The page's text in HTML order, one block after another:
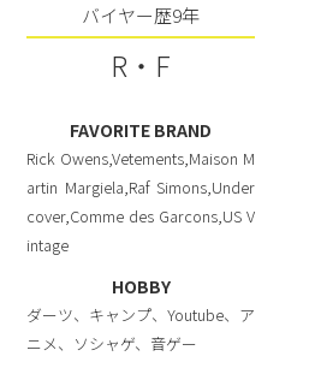
バイヤー歴9年
R・F
FAVORITE BRAND
Rick Owens,Vetements,Maison M
artin Margiela,Raf Simons,Under
cover,Comme des Garcons,US V
intage
HOBBY
ダーツ、キャンプ、Youtube、ア
ニメ、ソシャゲ、音ゲー